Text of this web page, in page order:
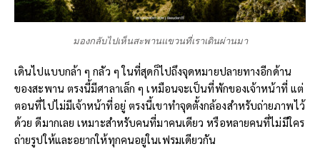
มองกลับไปเห็นสะพานแขวนที่เราเดินผ่านมา
เดินไปแบบกล้า ๆ กลัว ๆ ในที่สุดก็ไปถึงจุดหมายปลายทางอีกด้าน
ของสะพาน ตรงนี้มีศาลาเล็ก ๆ เหมือนจะเป็นที่พักของเจ้าหน้าที่ แต่
ตอนที่ไปไม่มีเจ้าหน้าที่อยู่ ตรงนี้เขาทำจุดตั้งกล้องสำหรับถ่ายภาพไว้
ด้วย ดีมากเลย เหมาะสำหรับคนที่มาคนเดียว หรือหลายคนที่ไม่มีใคร
ถ่ายรูปให้และอยากให้ทุกคนอยู่ในเฟรมเดียวกัน